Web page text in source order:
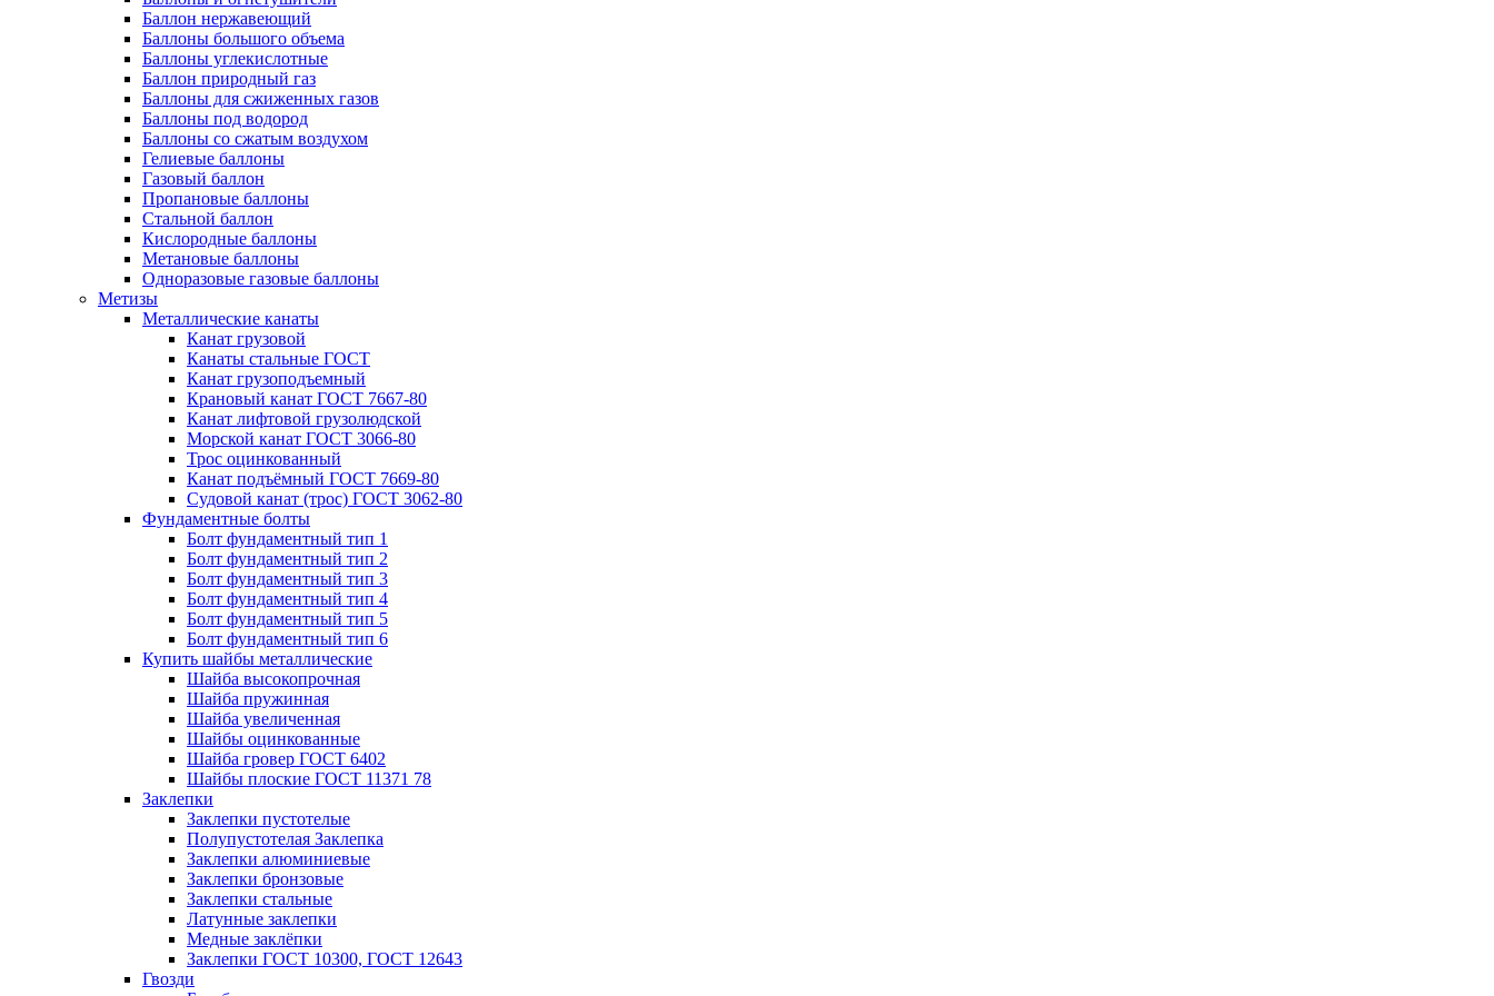
Баллон нержавеющий
Баллоны большого объема
Баллоны углекислотные
Баллон природный газ
Баллоны для сжиженных газов
Баллоны под водород
Баллоны со сжатым воздухом
Гелиевые баллоны
Газовый баллон
Пропановые баллоны
Стальной баллон
Кислородные баллоны
Метановые баллоны
Одноразовые газовые баллоны
Метизы
Металлические канаты
Канат грузовой
Канаты стальные ГОСТ
Канат грузоподъемный
Крановый канат ГОСТ 7667-80
Канат лифтовой грузолюдской
Морской канат ГОСТ 3066-80
Трос оцинкованный
Канат подъёмный ГОСТ 7669-80
Судовой канат (трос) ГОСТ 3062-80
Фундаментные болты
Болт фундаментный тип 1
Болт фундаментный тип 2
Болт фундаментный тип 3
Болт фундаментный тип 4
Болт фундаментный тип 5
Болт фундаментный тип 6
Купить шайбы металлические
Шайба высокопрочная
Шайба пружинная
Шайба увеличенная
Шайбы оцинкованные
Шайба гровер ГОСТ 6402
Шайбы плоские ГОСТ 11371 78
Заклепки
Заклепки пустотелые
Полупустотелая Заклепка
Заклепки алюминиевые
Заклепки бронзовые
Заклепки стальные
Латунные заклепки
Медные заклёпки
Заклепки ГОСТ 10300, ГОСТ 12643
Гвозди